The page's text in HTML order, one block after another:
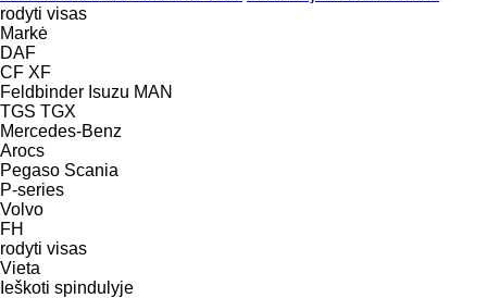
rodyti visas
Markė
DAF
CF XF
Feldbinder Isuzu MAN
TGS TGX
Mercedes-Benz
Arocs
Pegaso Scania
P-series
Volvo
FH
rodyti visas
Vieta
Ieškoti spindulyje